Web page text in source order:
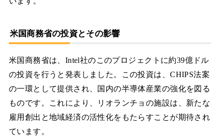
米国商務省の投資とその影響
米国商務省は、Intel社のこのプロジェクトに約39億ドル
の投資を行うと発表しました。この投資は、CHIPS法案
の一環として提供され、国内の半導体産業の強化を図る
ものです。これにより、リオランチョの施設は、新たな
雇用創出と地域経済の活性化をもたらすことが期待され
ています。